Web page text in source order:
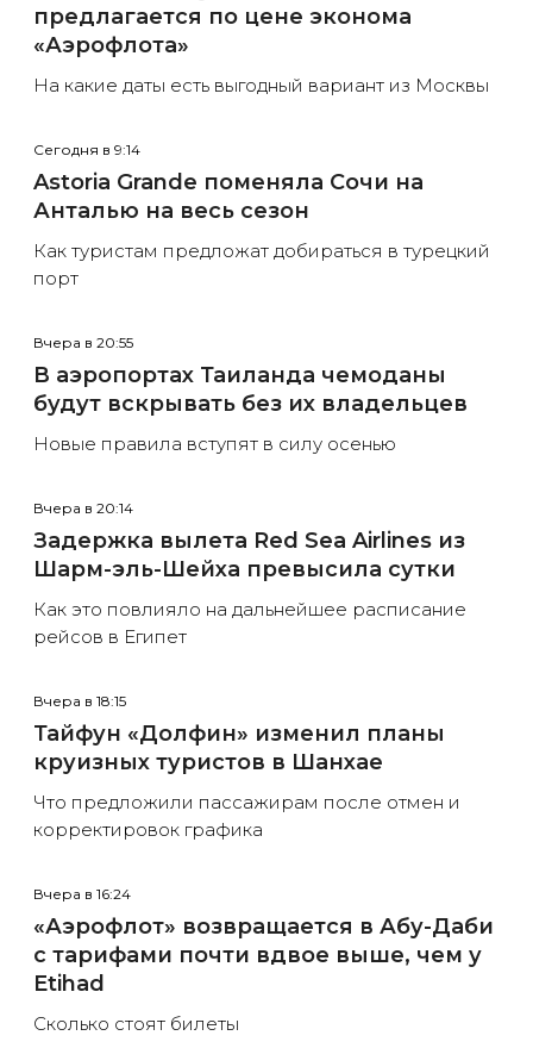
предлагается по цене эконома
«Аэрофлота»
На какие даты есть выгодный вариант из Москвы
Сегодня в 9:14
Astoria Grande поменяла Сочи на
Анталью на весь сезон
Как туристам предложат добираться в турецкий
порт
Вчера в 20:55
В аэропортах Таиланда чемоданы
будут вскрывать без их владельцев
Новые правила вступят в силу осенью
Вчера в 20:14
Задержка вылета Red Sea Airlines из
Шарм-эль-Шейха превысила сутки
Как это повлияло на дальнейшее расписание
рейсов в Египет
Вчера в 18:15
Тайфун «Долфин» изменил планы
круизных туристов в Шанхае
Что предложили пассажирам после отмен и
корректировок графика
Вчера в 16:24
«Аэрофлот» возвращается в Абу-Даби
с тарифами почти вдвое выше, чем у
Etihad
Сколько стоят билеты